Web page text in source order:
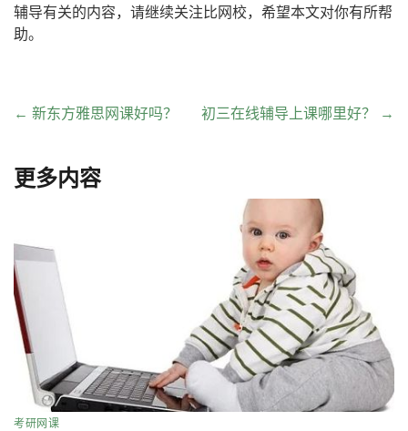
辅导有关的内容，请继续关注比网校，希望本文对你有所帮
助。
← 新东方雅思网课好吗？ 初三在线辅导上课哪里好？ →
更多内容
考研网课